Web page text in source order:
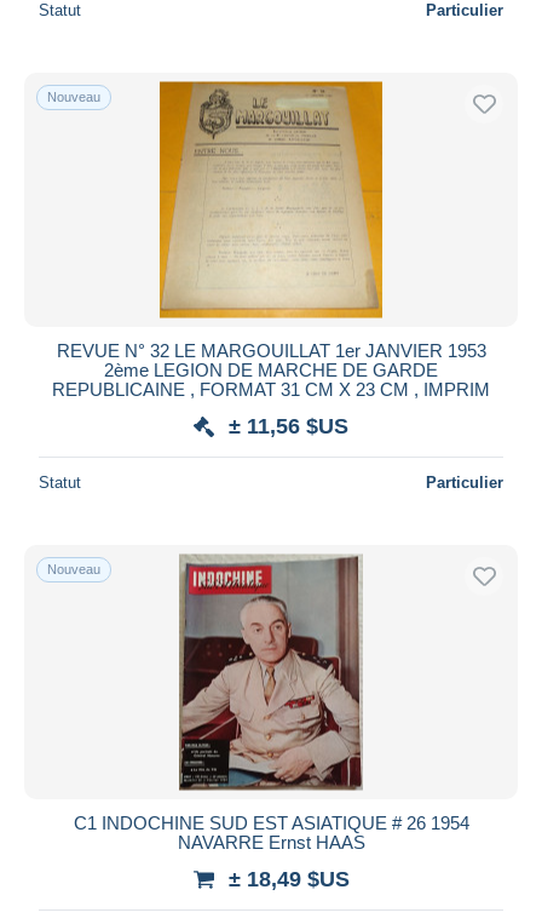
Statut Particulier
Nouveau
REVUE N° 32 LE MARGOUILLAT 1er JANVIER 1953
2ème LEGION DE MARCHE DE GARDE
REPUBLICAINE , FORMAT 31 CM X 23 CM , IMPRIM
± 11,56 $US
Statut Particulier
Nouveau
C1 INDOCHINE SUD EST ASIATIQUE # 26 1954
NAVARRE Ernst HAAS
± 18,49 $US